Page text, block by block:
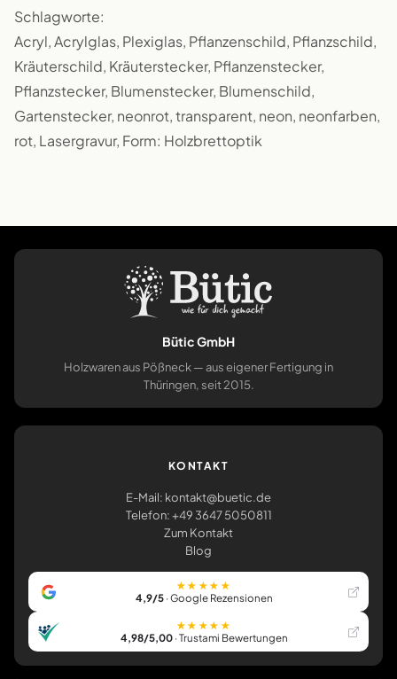
Schlagworte:
Acryl, Acrylglas, Plexiglas, Pflanzenschild, Pflanzschild,
Kräuterschild, Kräuterstecker, Pflanzenstecker,
Pflanzstecker, Blumenstecker, Blumenschild,
Gartenstecker, neonrot, transparent, neon, neonfarben,
rot, Lasergravur, Form: Holzbrettoptik
Bütic GmbH
Holzwaren aus Pößneck — aus eigener Fertigung in
Thüringen, seit 2015.
KONTAKT
E-Mail: kontakt@buetic.de
Telefon: +49 3647 5050811
Zum Kontakt
Blog
★★★★★
4,9/5· Google Rezensionen
★★★★★
4,98/5,00· Trustami Bewertungen